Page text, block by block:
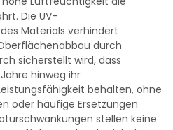
Die UV-
Materials verhindert
durch
sicherstellt wird, dass
hinweg ihr
behalten, ohne
oder häufige Ersetzungen
stellen keine